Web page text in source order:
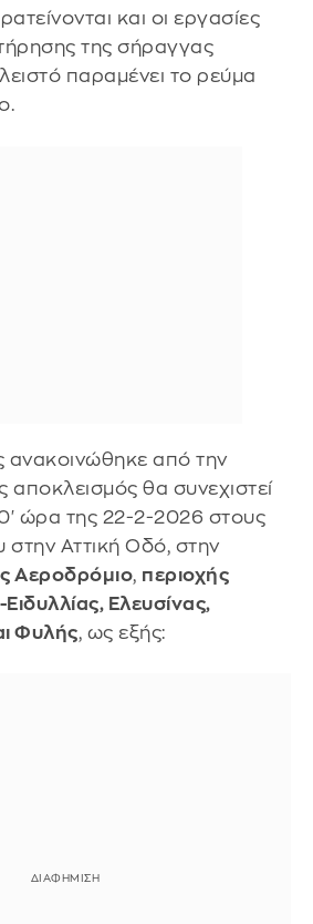
και οι εργασίες
της σήραγγας
παραμένει το ρεύμα
ανακοινώθηκε από την
αποκλεισμός θα συνεχιστεί
ώρα της 22-2-2026 στους
στην Αττική Οδό, στην
Αεροδρόμιο, περιοχής
Ελευσίνας,
Φυλής, ως εξής: